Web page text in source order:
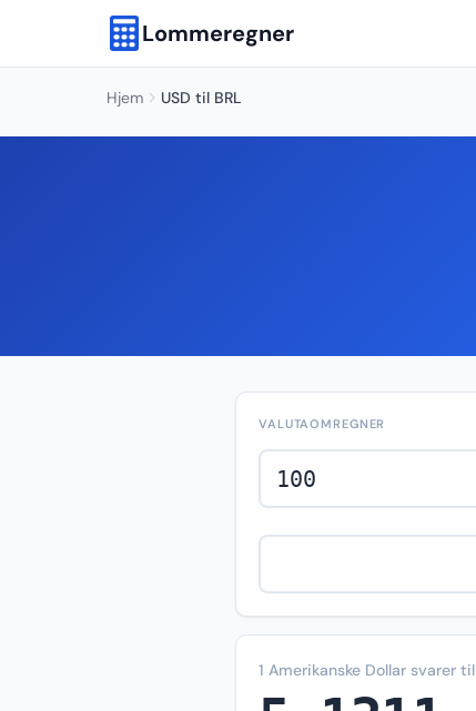
Lommeregner
Hjem USD til BRL
VALUTAOMREGNER
1 Amerikanske Dollar svarer til